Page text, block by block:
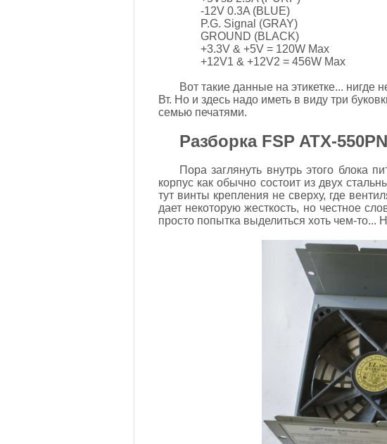
-12V 0.3A (BLUE)
P.G. Signal (GRAY)
GROUND (BLACK)
+3.3V & +5V = 120W Max
+12V1 & +12V2 = 456W Max
Вот такие данные на этикетке... нигде
Вт. Но и здесь надо иметь в виду три
семью печатями.
Разборка FSP ATX-
Пора заглянуть внутрь этого блока
корпус как обычно состоит из двух
тут винты крепления не сверху, где
дает некоторую жесткость, но честное
просто попытка выделиться хоть чем-